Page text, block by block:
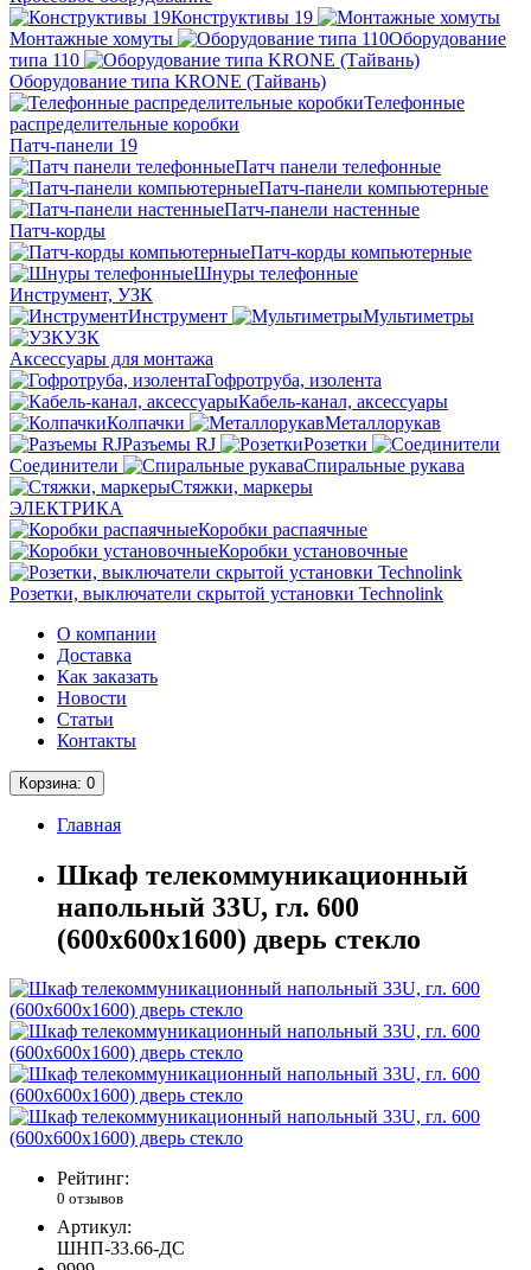
Конструктивы 19
Монтажные хомуты
Оборудование
типа 110
Оборудование типа KRONE (Тайвань)
Телефонные
распределительные коробки
Патч-панели 19
Патч панели телефонные
Патч-панели компьютерные
Патч-панели настенные
Патч-корды
Патч-корды компьютерные
Шнуры телефонные
Инструмент, УЗК
Инструмент
Мультиметры
УЗК
Аксессуары для монтажа
Гофротруба, изолента
Кабель-канал, аксессуары
Колпачки
Металлорукав
Разъемы RJ
Розетки
Соединители
Спиральные рукава
Стяжки, маркеры
ЭЛЕКТРИКА
Коробки распаячные
Коробки установочные
Розетки, выключатели скрытой установки Technolink
О компании
Доставка
Как заказать
Новости
Статьи
Контакты
Корзина: 0
Главная
Шкаф телекоммуникационный
напольный 33U, гл. 600
(600x600х1600) дверь стекло
Рейтинг:
0 отзывов
Артикул:
ШНП-33.66-ДС